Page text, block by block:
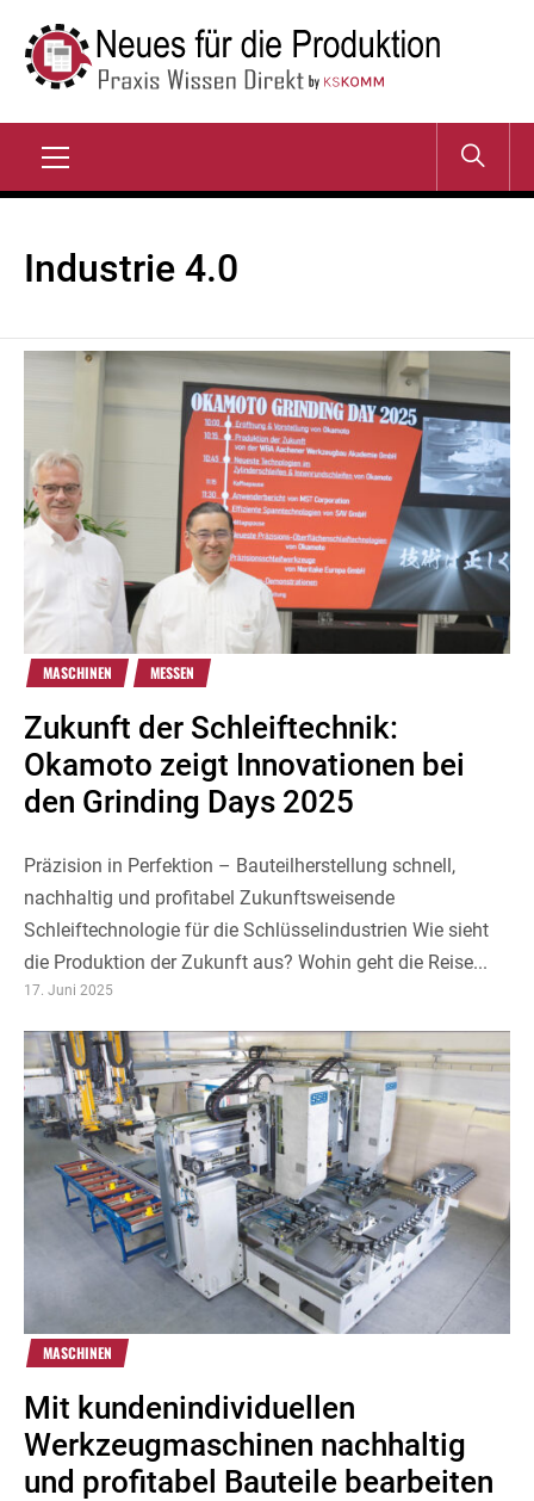
Inhalt
springen
NEUES FÜR DIE
PRODUKTION
Industrie 4.0
MASCHINEN MESSEN
Zukunft der Schleiftechnik:
Okamoto zeigt Innovationen bei
den Grinding Days 2025
Präzision in Perfektion – Bauteilherstellung schnell,
nachhaltig und profitabel Zukunftsweisende
Schleiftechnologie für die Schlüsselindustrien Wie sieht
die Produktion der Zukunft aus? Wohin geht die Reise...
17. Juni 2025
MASCHINEN
Mit kundenindividuellen
Werkzeugmaschinen nachhaltig
und profitabel Bauteile bearbeiten